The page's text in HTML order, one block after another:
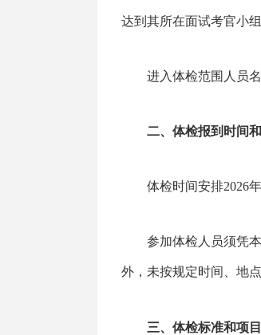
达到其所在面试考官小
进入体检范围人员名
二、体检报到时间
体检时间安排2026
参加体检人员须凭
外，未按规定时间、地
三、体检标准和项目